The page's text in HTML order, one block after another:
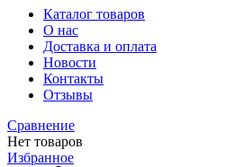
Каталог товаров
О нас
Доставка и оплата
Новости
Контакты
Отзывы
Сравнение
Нет товаров
Избранное